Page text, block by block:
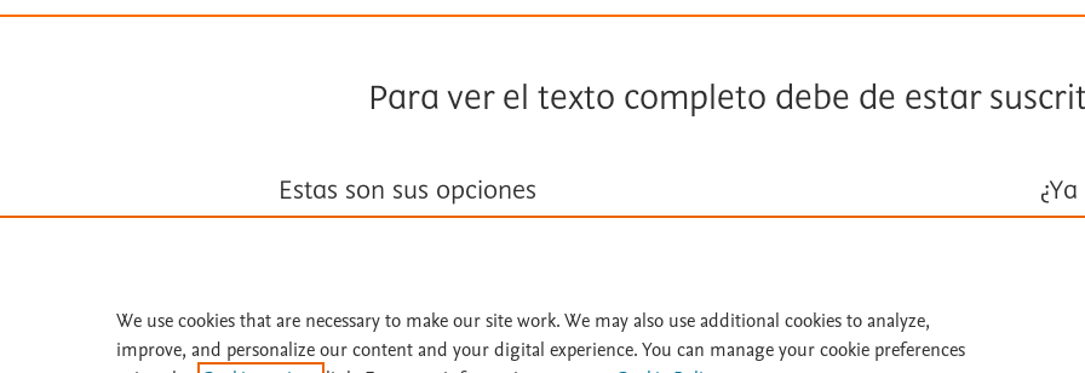
Para ver el texto completo debe de estar
Estas son sus opciones
Solicite una prueba gratuita
We use cookies that are necessary to make our site work. We may also use additional cookies to analyze,
improve, and personalize our content and your digital experience. You can manage your cookie preferences